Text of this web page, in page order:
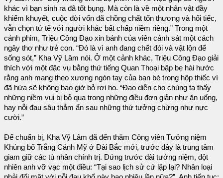
khác vì bạn sinh ra đã tốt bụng. Mà còn là về một nhân vật đầy
khiếm khuyết, cuộc đời vốn đã chồng chất tổn thương và hối tiếc,
vẫn chọn tử tế với người khác bất chấp niềm riêng.” Trong một
cảnh phim, Triệu Công Đạo xin bánh của viên cảnh sát một cách
ngây thơ như trẻ con. “Đó là vì anh đang chết đói và vật lộn để
sống sót,” Kha Vỹ Lâm nói. Ở một cảnh khác, Triệu Công Đạo giải
thích với một đặc vụ bằng thứ tiếng Quan Thoại bập bẹ hài hước
rằng anh mang theo xương ngón tay của bạn bè trong hộp thiếc vì
đã hứa sẽ không bao giờ bỏ rơi họ. “Đạo diễn cho chúng ta thấy
những niềm vui bị bỏ qua trong những điều đơn giản như ăn uống,
hay nỗi đau sâu thẳm ẩn sau những thứ tưởng chừng như nực
cười.”
Để chuẩn bị, Kha Vỹ Lâm đã đến thăm Công viên Tưởng niệm
Khủng bố Trắng Cảnh Mỹ ở Đài Bắc mới, trước đây là trung tâm
giam giữ các tù nhân chính trị. Đứng trước đài tưởng niệm, đột
nhiên anh vỡ vạc một điều: “Tại sao lịch sử cứ lặp lại? Nhân loại